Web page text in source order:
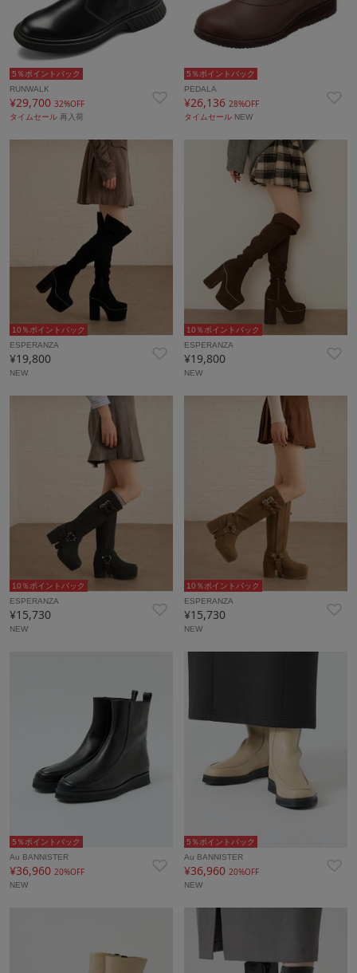
5％ポイントバック
RUNWALK
¥29,700 32%OFF
タイムセール 再入荷
5％ポイントバック
PEDALA
¥26,13628%OFF
タイムセール NEW
10％ポイントバック
ESPERANZA
¥19,800
NEW
10％ポイントバック
ESPERANZA
¥19,800
NEW
10％ポイントバック
ESPERANZA
¥15,730
NEW
10％ポイントバック
ESPERANZA
¥15,730
NEW
5％ポイントバック
Au BANNISTER
¥36,960 20%OFF
NEW
5％ポイントバック
Au BANNISTER
¥36,960 20%OFF
NEW